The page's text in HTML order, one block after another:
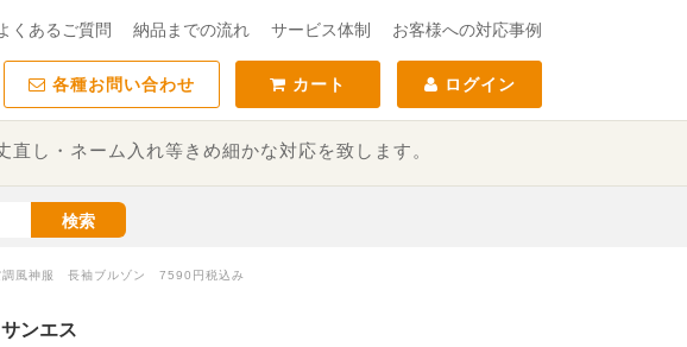
くあるご質問 納品までの流れ サービス体制 お客様への対応事例
各種お問い合わせ カート ログイン
し・ネーム入れ等きめ細かな対応を致します。
検索
風神服 長袖ブルゾン 7590円税込み
サンエス